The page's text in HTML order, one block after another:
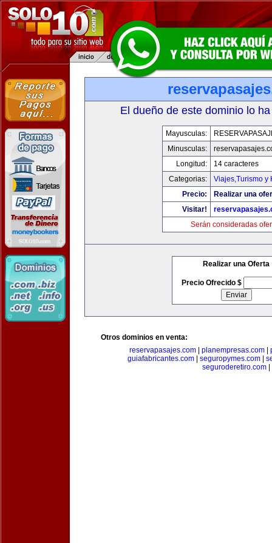
El dueño de este dominio lo
Mayusculas:
Minusculas:
Longitud:
14 caracteres
Categorias:
Viajes,Turismo y
Precio:
Realizar una
Visitar!
Serán consideradas
Realizar una Oferta
Precio Ofrecido $
Otros dominios en venta:
reservapasajes.com
planempresas.com
guiafabricantes.com| seguropymes.com|
seguroderetiro.com